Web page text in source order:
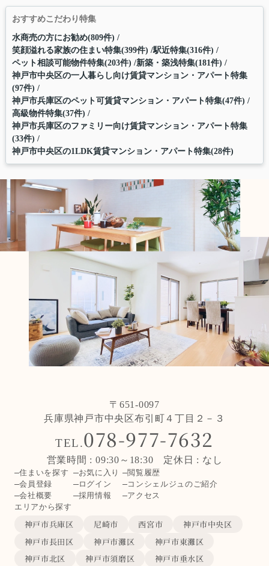
おすすめこだわり特集
水商売の方にお勧め(809件)
笑顔溢れる家族の住まい特集(399件) 駅近特集(316件)
ペット相談可能物件特集(203件) 新築・築浅特集(181件)
神戸市中央区の一人暮らし向け賃貸マンション・アパート特集
(97件)
神戸市兵庫区のペット可賃貸マンション・アパート特集(47件)
高級物件特集(37件)
神戸市兵庫区のファミリー向け賃貸マンション・アパート特集
(33件)
神戸市中央区の1LDK賃貸マンション・アパート特集(28件)
〒651-0097
兵庫県神戸市中央区布引町４丁目２－３
TEL.078-977-7632
営業時間 : 09:30～18:30 定休日 : なし
住まいを探す お気に入り
閲覧履歴
会員登録
ログイン
コンシェルジュのご紹介
会社概要
採用情報
アクセス
エリアから探す
神戸市兵庫区 尼崎市 西宮市
神戸市中央区
神戸市長田区
神戸市灘区
神戸市東灘区
神戸市北区
神戸市須磨区 神戸市垂水区